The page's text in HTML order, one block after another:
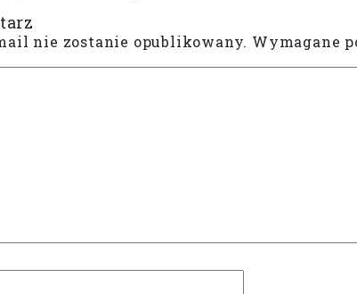
nie zostanie opublikowany. Wymagane